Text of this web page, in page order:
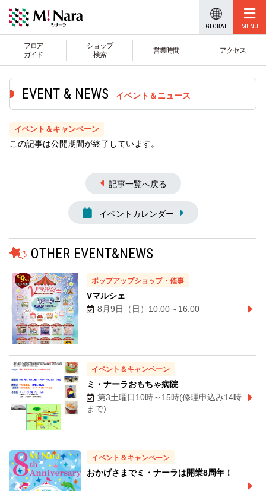
GLOBAL
フロア
ガイド
ショップ
検索
営業時間 アクセス
イベント＆ニュース
イベント＆キャンペーン
この記事は公開期間が終了しています。
記事一覧へ戻る
イベントカレンダー
OTHER EVENT&NEWS
ポップアップショップ・催事
Vマルシェ
8月9日（日）10:00～16:00
イベント＆キャンペーン
ミ・ナーラおもちゃ病院
第3土曜日10時～15時(修理申込み14時
まで)
イベント＆キャンペーン
おかげさまでミ・ナーラは開業8周年！